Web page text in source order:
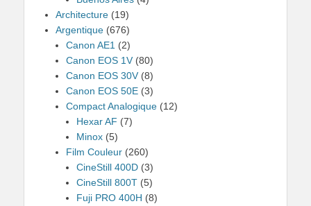
Architecture (19)
Argentique (676)
Canon AE1 (2)
Canon EOS 1V (80)
Canon EOS 30V (8)
Canon EOS 50E (3)
Compact Analogique (12)
Hexar AF (7)
Minox (5)
Film Couleur (260)
CineStill 400D (3)
CineStill 800T (5)
Fuji PRO 400H (8)